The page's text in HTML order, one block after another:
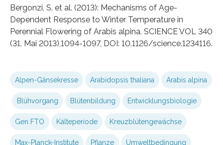
Bergonzi, S. et al. (2013): Mechanisms of Age-
Dependent Response to Winter Temperature in
Perennial Flowering of Arabis alpina. SCIENCE VOL 340
(31. Mai 2013),1094-1097, DOI: 10.1126/science.1234116.
Alpen-Gänsekresse Arabidopsis thaliana Arabis alpina
Blühvorgang Blütenbildung Entwicklungsbiologie
Gen FTO Kälteperiode Kreuzblütengewächse
Max-Planck-Institute Pflanze Umweltbedingung